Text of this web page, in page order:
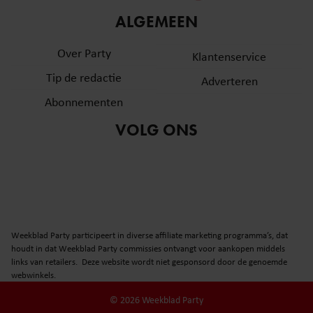
partners voor social media, adverteren en analyse. Deze
informatie die u aan ze heeft verstrekt of die ze hebben
verzameld op basis van uw gebruik van hun services. U
gebruiken.
ALGEMEEN
Over Party
Tip de redactie
Abonnementen
Klantenservice
Adverteren
VOLG ONS
Weekblad Party participeert in diverse affiliate marketing programma’s, dat
houdt in dat Weekblad Party commissies ontvangt voor aankopen middels
links van retailers. Deze website wordt niet gesponsord door de genoemde
webwinkels.
© 2026 Weekblad Party